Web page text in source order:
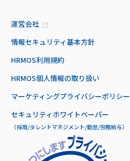
運営会社
情報セキュリティ基本方針
HRMOS利用規約
HRMOS個人情報の取り扱い
マーケティングプライバシーポリシー
セキュリティホワイトペーパー
（採用/タレントマネジメント/勤怠/労務給与）